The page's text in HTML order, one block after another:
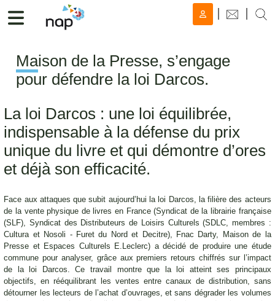
Maison de la Presse, s’engage
pour défendre la loi Darcos.
La loi Darcos : une loi équilibrée,
indispensable à la défense du prix
unique du livre et qui démontre d’ores
et déjà son efficacité.
Face aux attaques que subit aujourd’hui la loi Darcos, la filière des acteurs
de la vente physique de livres en France (Syndicat de la librairie française
(SLF), Syndicat des Distributeurs de Loisirs Culturels (SDLC, membres :
Cultura et Nosoli - Furet du Nord et Decitre), Fnac Darty, Maison de la
Presse et Espaces Culturels E.Leclerc) a décidé de produire une étude
commune pour analyser, grâce aux premiers retours chiffrés sur l’impact
de la loi Darcos. Ce travail montre que la loi atteint ses principaux
objectifs, en rééquilibrant les ventes entre canaux de distribution, sans
détourner les lecteurs de l’achat d’ouvrages, et sans dégrader les volumes